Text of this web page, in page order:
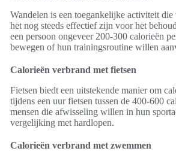
Wandelen is een toegankelijke activiteit
het nog steeds effectief zijn voor het
een persoon ongeveer 200-300 calorieën
bewegen of hun trainingsroutine willen
Calorieën verbrand met fietsen
Fietsen biedt een uitstekende manier om
tijdens een uur fietsen tussen de 400-600
mensen die afwisseling willen in hun
vergelijking met hardlopen.
Calorieën verbrand met zwemmen